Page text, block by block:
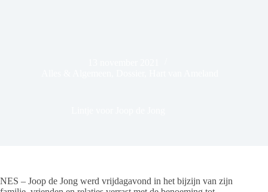
NES – Joop de Jong werd vrijdagavond in het bijzijn van zijn